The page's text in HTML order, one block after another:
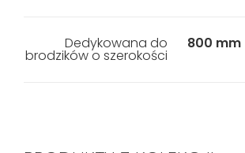
Dedykowana do
brodzików o szerokości
800 mm